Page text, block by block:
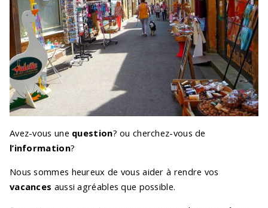
Avez-vous une question? ou cherchez-vous de
l’information?
Nous sommes heureux de vous aider à rendre vos
vacances aussi agréables que possible.